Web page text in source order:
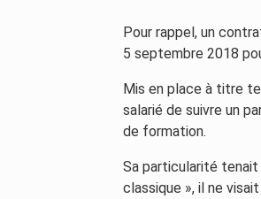
Pour rappel, un
5 septembre 2018
Mis en place à titre
salarié de suivre un
de formation.
Sa particularité
classique », il ne